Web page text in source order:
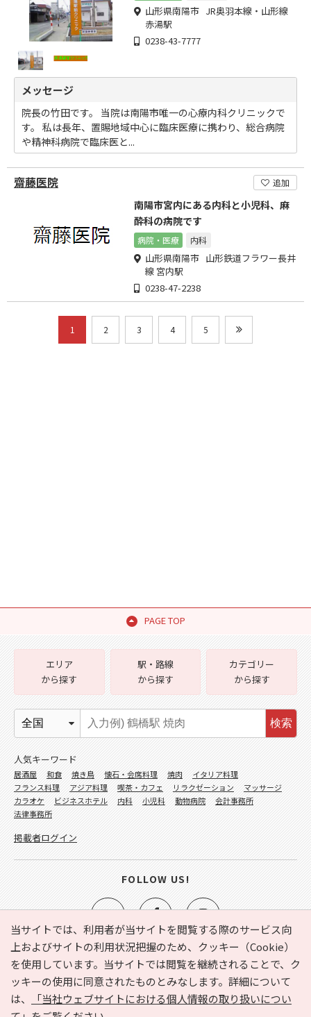
山形県南陽市 JR奥羽本線・山形線
赤湯駅
0238-43-7777
メッセージ
院長の竹田です。 当院は南陽市唯一の心療内科クリニックで
す。 私は長年、置賜地域中心に臨床医療に携わり、総合病院
や精神科病院で臨床医と...
齋藤医院 追加
南陽市宮内にある内科と小児科、麻
酔科の病院です
病院・医療 内科
山形県南陽市 山形鉄道フラワー長井
線 宮内駅
0238-47-2238
1 2 3 4 5
PAGE TOP
当サイトでは、利用者が当サイトを閲覧する際のサービス向
上およびサイトの利用状況把握のため、クッキー（Cookie）
を使用しています。当サイトでは閲覧を継続されることで、ク
ッキーの使用に同意されたものとみなします。詳細について
は、
「当社ウェブサイトにおける個人情報の取り扱いについ
e-NAVITA（イーナビタ）とは？ お気に入り
ヘルプ
利用規約
個人情報の取り扱いについて
運営会社
サイトマップ
広告掲載に関するお問い合わせ
エリア
から探す
駅・路線
から探す
カテゴリー
から探す
検索
人気キーワード
居酒屋 和食 焼き鳥 懐石・会席料理 焼肉
イタリア料理
フランス料理
アジア料理 喫茶・カフェ リラクゼーション
マッサージ
カラオケ
ビジネスホテル 内科 小児科 動物病院
会計事務所
法律事務所
掲載者ログイン
FOLLOW US!